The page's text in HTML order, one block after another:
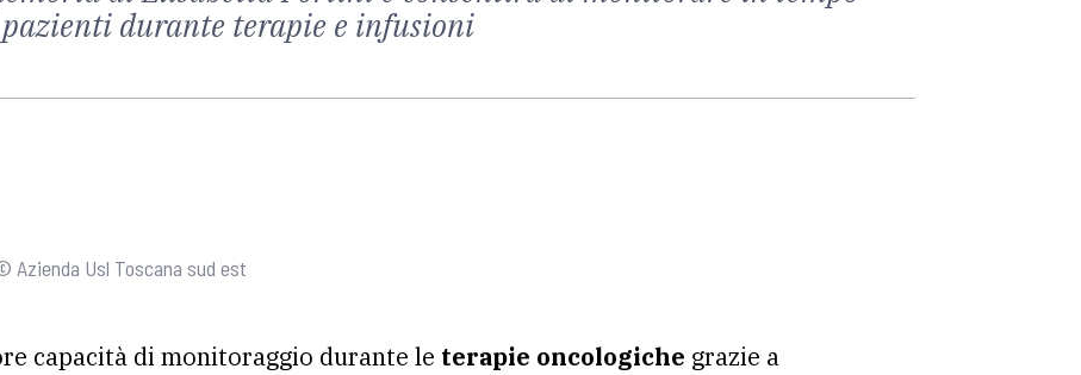
durante terapie e infusioni
Azienda Usl Toscana sud est
capacità di monitoraggio durante le terapie oncologiche grazie a